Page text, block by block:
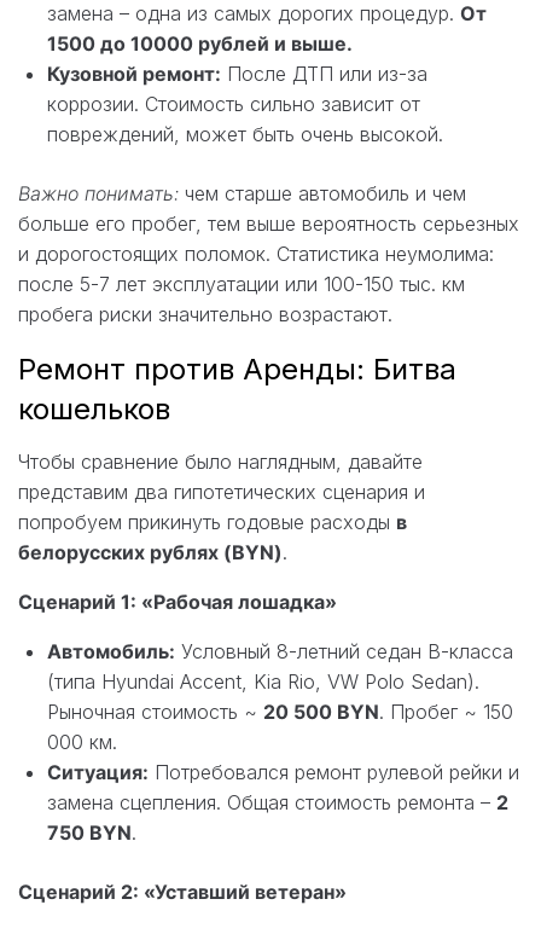
замена – одна из самых дорогих процедур. От
1500 до 10000 рублей и выше.
Кузовной ремонт: После ДТП или из-за
коррозии. Стоимость сильно зависит от
повреждений, может быть очень высокой.
Важно понимать: чем старше автомобиль и чем
больше его пробег, тем выше вероятность серьезных
и дорогостоящих поломок. Статистика неумолима:
после 5-7 лет эксплуатации или 100-150 тыс. км
пробега риски значительно возрастают.
Ремонт против Аренды: Битва
кошельков
Чтобы сравнение было наглядным, давайте
представим два гипотетических сценария и
попробуем прикинуть годовые расходы в
белорусских рублях (BYN).
Сценарий 1: «Рабочая лошадка»
Автомобиль: Условный 8-летний седан B-класса
(типа Hyundai Accent, Kia Rio, VW Polo Sedan).
Рыночная стоимость ~ 20 500 BYN. Пробег ~ 150
000 км.
Ситуация: Потребовался ремонт рулевой рейки и
замена сцепления. Общая стоимость ремонта – 2
750 BYN.
Сценарий 2: «Уставший ветеран»